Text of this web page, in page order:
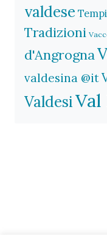
valdese
Tradizioni
d'Angrogna
valdesina @it
ValdesiVal